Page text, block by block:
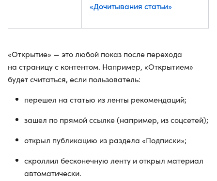
«Дочитывания статьи»
«Открытие» — это любой показ после перехода
на страницу с контентом. Например, «Открытием»
будет считаться, если пользователь:
перешел на статью из ленты рекомендаций;
зашел по прямой ссылке (например, из соцсетей);
открыл публикацию из раздела «Подписки»;
скроллил бесконечную ленту и открыл материал
автоматически.